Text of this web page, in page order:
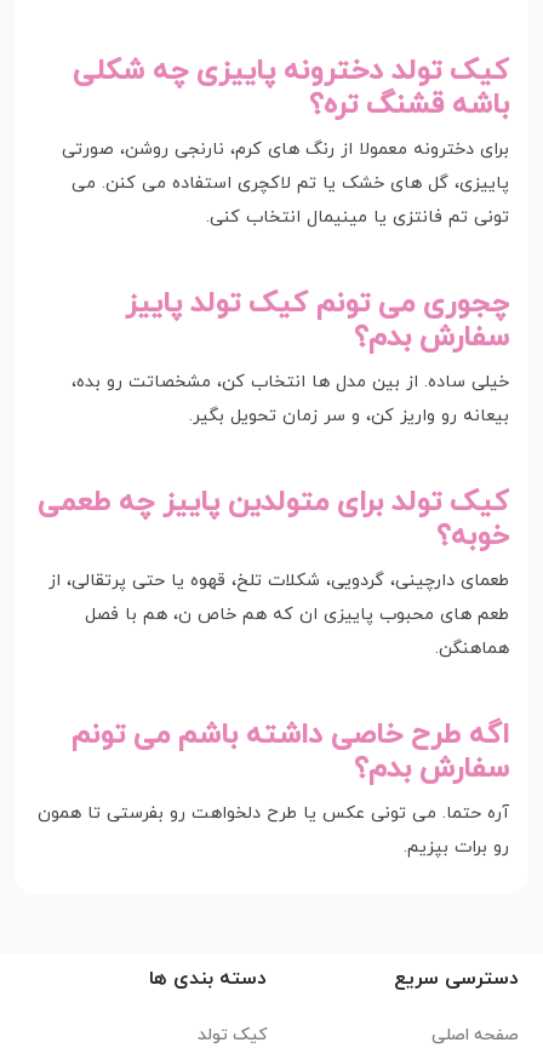
کیک تولد دخترونه پاییزی چه شکلی
باشه قشنگ تره؟
برای دخترونه معمولا از رنگ های کرم، نارنجی روشن، صورتی
پاییزی، گل های خشک یا تم لاکچری استفاده می کنن. می
تونی تم فانتزی یا مینیمال انتخاب کنی.
چجوری می تونم کیک تولد پاییز
سفارش بدم؟
خیلی ساده. از بین مدل ها انتخاب کن، مشخصاتت رو بده،
بیعانه رو واریز کن، و سر زمان تحویل بگیر.
کیک تولد برای متولدین پاییز چه طعمی
خوبه؟
طعمای دارچینی، گردویی، شکلات تلخ، قهوه یا حتی پرتقالی، از
طعم های محبوب پاییزی ان که هم خاص ن، هم با فصل
هماهنگن.
اگه طرح خاصی داشته باشم می تونم
سفارش بدم؟
آره حتما. می تونی عکس یا طرح دلخواهت رو بفرستی تا همون
رو برات بپزیم.
دسترسی سریع
صفحه اصلی
دسته بندی ها
کیک تولد